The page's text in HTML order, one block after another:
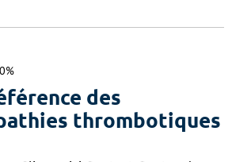
des
thrombotiques